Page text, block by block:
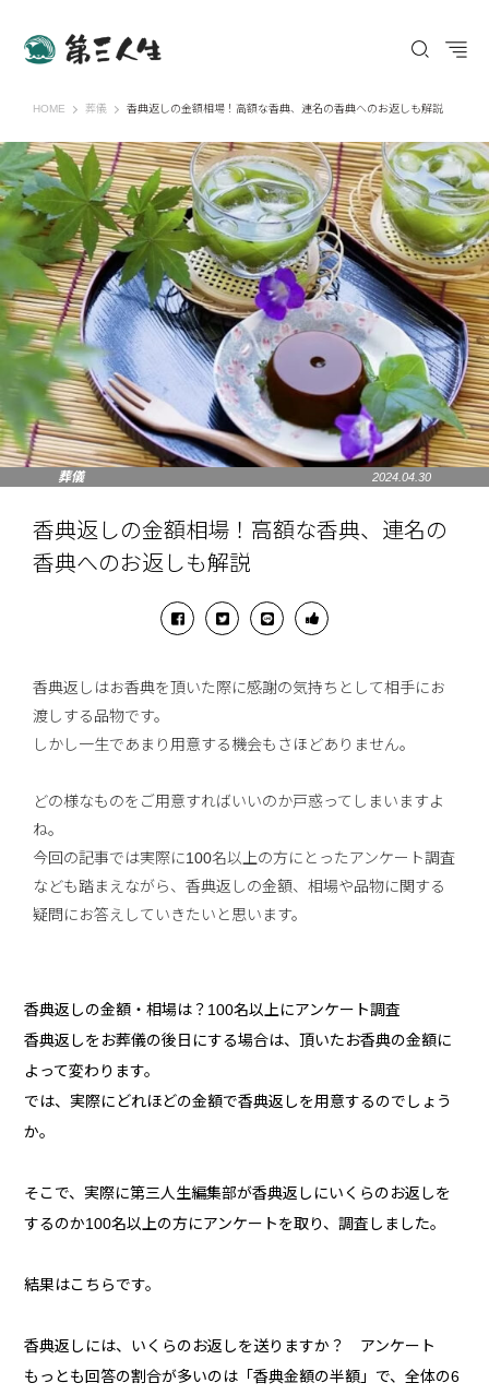
HOME 第三人生 〜寄り道の歩き方〜
葬儀 香典返しの金額相場！高額な香典、連名の香典へのお返しも解説
葬儀 2024.04.30
香典返しの金額相場！高額な香典、連名の
香典へのお返しも解説
香典返しはお香典を頂いた際に感謝の気持ちとして相手にお
渡しする品物です。
しかし一生であまり用意する機会もさほどありません。
どの様なものをご用意すればいいのか戸惑ってしまいますよ
ね。
今回の記事では実際に100名以上の方にとったアンケート調査
なども踏まえながら、香典返しの金額、相場や品物に関する
疑問にお答えしていきたいと思います。
香典返しの金額・相場は？100名以上にアンケート調査
香典返しをお葬儀の後日にする場合は、頂いたお香典の金額に
よって変わります。
では、実際にどれほどの金額で香典返しを用意するのでしょう
か。
そこで、実際に第三人生編集部が香典返しにいくらのお返しを
するのか100名以上の方にアンケートを取り、調査しました。
結果はこちらです。
香典返しには、いくらのお返しを送りますか？ アンケート
もっとも回答の割合が多いのは「香典金額の半額」で、全体の6